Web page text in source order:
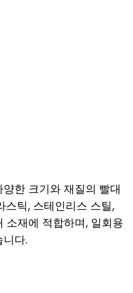
한 크기와 재질의 빨대
스틱, 스테인리스 스틸,
소재에 적합하며, 일회용
다.